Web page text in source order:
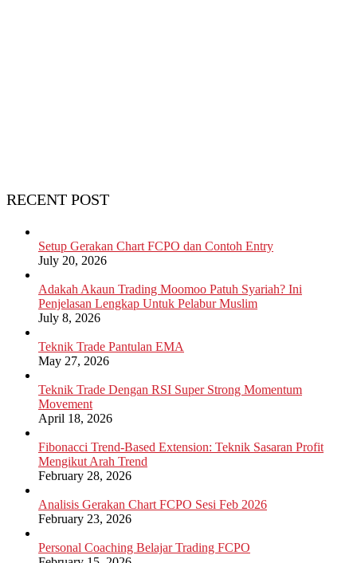
RECENT POST
Setup Gerakan Chart FCPO dan Contoh Entry
July 20, 2026
Adakah Akaun Trading Moomoo Patuh Syariah? Ini
Penjelasan Lengkap Untuk Pelabur Muslim
July 8, 2026
Teknik Trade Pantulan EMA
May 27, 2026
Teknik Trade Dengan RSI Super Strong Momentum
Movement
April 18, 2026
Fibonacci Trend-Based Extension: Teknik Sasaran Profit
Mengikut Arah Trend
February 28, 2026
Analisis Gerakan Chart FCPO Sesi Feb 2026
February 23, 2026
Personal Coaching Belajar Trading FCPO